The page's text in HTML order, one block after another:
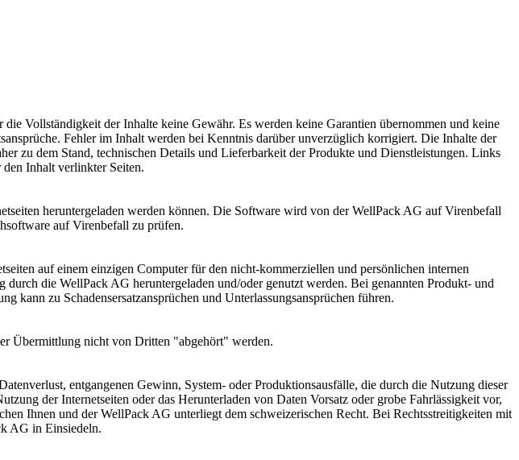
Vollständigkeit der Inhalte keine Gewähr. Es werden keine Garantien übernommen und keine
Fehler im Inhalt werden bei Kenntnis darüber unverzüglich korrigiert. Die Inhalte der
zu dem Stand, technischen Details und Lieferbarkeit der Produkte und Dienstleistungen. Links
Inhalt verlinkter Seiten.
heruntergeladen werden können. Die Software wird von der WellPack AG auf Virenbefall
auf Virenbefall zu prüfen.
auf einem einzigen Computer für den nicht-kommerziellen und persönlichen internen
die WellPack AG heruntergeladen und/oder genutzt werden. Bei genannten Produkt- und
kann zu Schadensersatzansprüchen und Unterlassungsansprüchen führen.
Übermittlung nicht von Dritten "abgehört" werden.
entgangenen Gewinn, System- oder Produktionsausfälle, die durch die Nutzung dieser
der Internetseiten oder das Herunterladen von Daten Vorsatz oder grobe Fahrlässigkeit vor,
Ihnen und der WellPack AG unterliegt dem schweizerischen Recht. Bei Rechtsstreitigkeiten mit
AG in Einsiedeln.